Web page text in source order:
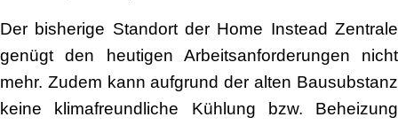
Der bisherige Standort der Home Instead Zentrale
genügt den heutigen Arbeitsanforderungen nicht
mehr. Zudem kann aufgrund der alten Bausubstanz
keine klimafreundliche Kühlung bzw. Beheizung